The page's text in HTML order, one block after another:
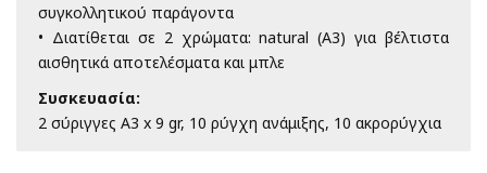
συγκολλητικού παράγοντα
• Διατίθεται σε 2 χρώματα: natural (A3) για βέλτιστα
αισθητικά αποτελέσματα και μπλε
Συσκευασία:
2 σύριγγες Α3 x 9 gr, 10 ρύγχη ανάμιξης, 10 ακρορύγχια